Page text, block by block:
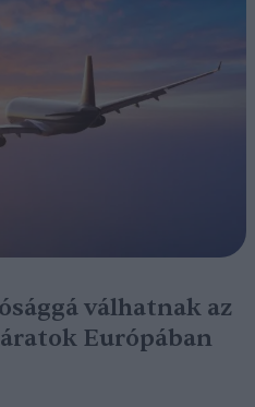
válhatnak az
Európában